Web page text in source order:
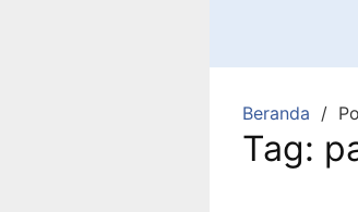
Beranda
Tag: